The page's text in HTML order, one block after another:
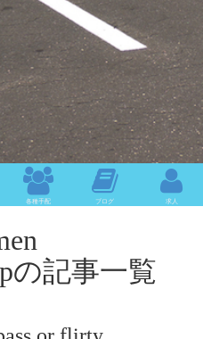
各種手配 ブログ 求人
の記事一覧